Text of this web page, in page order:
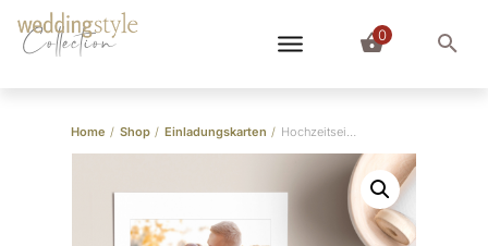
Collection 0
Home / Shop / Einladungskarten / Hochzeitseinladung “Just Love”